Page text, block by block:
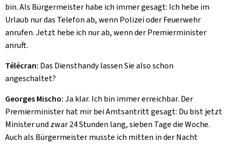
bin. Als Bürgermeister habe ich immer gesagt: Ich hebe im
Urlaub nur das Telefon ab, wenn Polizei oder Feuerwehr
anrufen. Jetzt hebe ich nur ab, wenn der Premierminister
anruft.
Télécran: Das Diensthandy lassen Sie also schon
angeschaltet?
Georges Mischo:Ja klar. Ich bin immer erreichbar. Der
Premierminister hat mir bei Amtsantritt gesagt: Du bist jetzt
Minister und zwar 24 Stunden lang, sieben Tage die Woche.
Auch als Bürgermeister musste ich mitten in der Nacht